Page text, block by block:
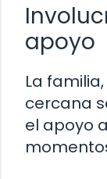
apoyo
La
cercana
el apoyo